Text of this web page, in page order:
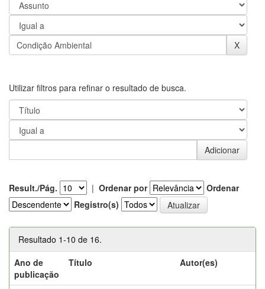
Utilizar filtros para refinar o resultado de busca.
Result./Pág. | Ordenar por
Ordenar
Registro(s)
Resultado 1-10 de 16.
Ano de
publicação
Título Autor(es)